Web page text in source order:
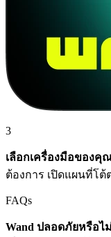
3
เลือกเครื่องมือของคุ
ต้องการ เปิดแผนที่โ
FAQs
Wand ปลอดภัยหรือไ